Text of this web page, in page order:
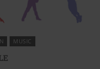
MUSIC